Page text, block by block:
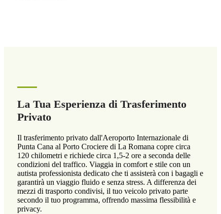
La Tua Esperienza di Trasferimento
Privato
Il trasferimento privato dall'Aeroporto Internazionale di
Punta Cana al Porto Crociere di La Romana copre circa
120 chilometri e richiede circa 1,5-2 ore a seconda delle
condizioni del traffico. Viaggia in comfort e stile con un
autista professionista dedicato che ti assisterà con i bagagli e
garantirà un viaggio fluido e senza stress. A differenza dei
mezzi di trasporto condivisi, il tuo veicolo privato parte
secondo il tuo programma, offrendo massima flessibilità e
privacy.